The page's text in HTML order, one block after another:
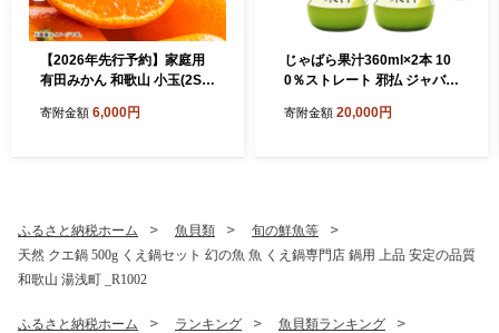
【2026年先行予約】家庭用
有田みかん 和歌山 小玉(2S,3
0
寄附金額 6,000円
じゃばら果汁360ml×2本 10
0％ストレート 邪払 ジャバラ
国屋文左衛門本舗_V7159
寄附金額 20,000円
ふるさと納税ホーム 魚貝類
旬の鮮魚等
天然 クエ鍋 500g くえ鍋セット 幻の魚 魚 くえ鍋専門店 鍋用 上品 安定の品質
和歌山 湯浅町 _R1002
ふるさと納税ホーム ランキング
魚貝類ランキング